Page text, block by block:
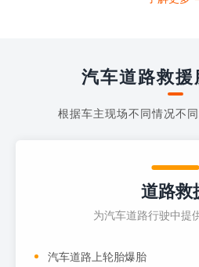
汽车道路救援
根据车主现场不同情况不
道路救
为汽车道路行驶中提
汽车道路上轮胎爆胎